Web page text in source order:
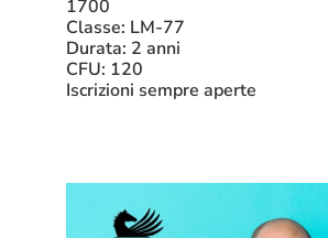
1700
Classe: LM-77
Durata: 2 anni
CFU: 120
Iscrizioni sempre aperte